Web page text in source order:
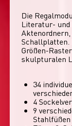
Die
Literatur- und
Schallplatten.
Größen-
skulpturalen
34
4
9
Stahlfüßen